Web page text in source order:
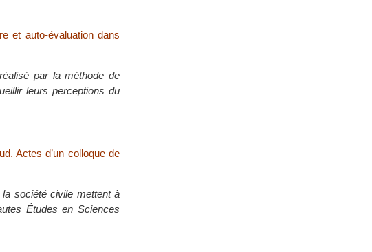
et auto-évaluation dans
par la méthode de
leurs perceptions du
Actes d’un colloque de
société civile mettent à
Études en Sciences